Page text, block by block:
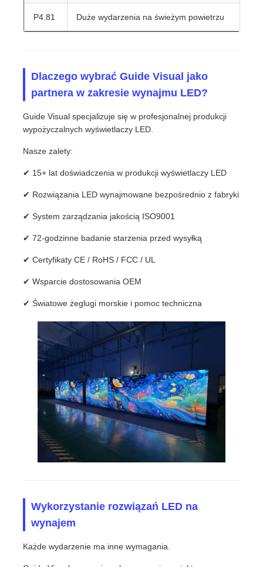
P4.81 Duże wydarzenia na świeżym powietrzu
Dlaczego wybrać Guide Visual jako
partnera w zakresie wynajmu LED?
Guide Visual specjalizuje się w profesjonalnej produkcji
wypożyczalnych wyświetlaczy LED.
Nasze zalety:
✔ 15+ lat doświadczenia w produkcji wyświetlaczy LED
✔ Rozwiązania LED wynajmowane bezpośrednio z fabryki
✔ System zarządzania jakością ISO9001
✔ 72-godzinne badanie starzenia przed wysyłką
✔ Certyfikaty CE / RoHS / FCC / UL
✔ Wsparcie dostosowania OEM
✔ Światowe żeglugi morskie i pomoc techniczna
Wykorzystanie rozwiązań LED na
wynajem
Każde wydarzenie ma inne wymagania.